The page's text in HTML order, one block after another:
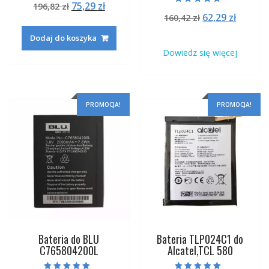
4.50
na 5
196,82zł Pierwotna
wynosiła:
196,82 zł.
75,29 złAktualna
75,29 zł.
Dodaj do koszyka
5.00
na 5
160,42zł Pierwotna
160,42 zł.
62,29 zł
62,29
Dowiedz się więcej
PROMOCJA!
Bateria do BLU
C765804200L
PROMOCJA!
Bateria TLP024C1 do
Alcatel,TCL 580